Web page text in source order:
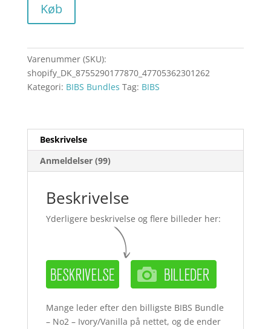
Køb
Varenummer (SKU):
shopify_DK_8755290177870_47705362301262
Kategori: BIBS Bundles Tag: BIBS
Beskrivelse
Anmeldelser (99)
Beskrivelse
Yderligere beskrivelse og flere billeder her:
Mange leder efter den billigste BIBS Bundle
– No2 – Ivory/Vanilla på nettet, og de ender